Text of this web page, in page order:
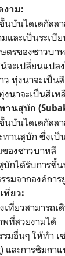
าม:
นบันไดเตกัลล
มและเป็นระเ
ษตรของชาวบา
จะเปลี่ยนแปล
ว ทุ่งนาจะเป็น
งนาจะเป็นสีเห
านสุบัก
นบันไดเตกัลล
ทานสุบัก ซึ่งเป็
ของชาวบาหลี
บักได้รับการขึ้
รมจากองค์การ
ที่ยว:
เที่ยวสามารถ
พที่สวยงามได้
รมอื่นๆ ให้ทำ เ
และการชิมกา